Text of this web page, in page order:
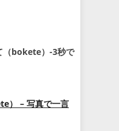
（bokete）-3秒で
） – 写真で一言